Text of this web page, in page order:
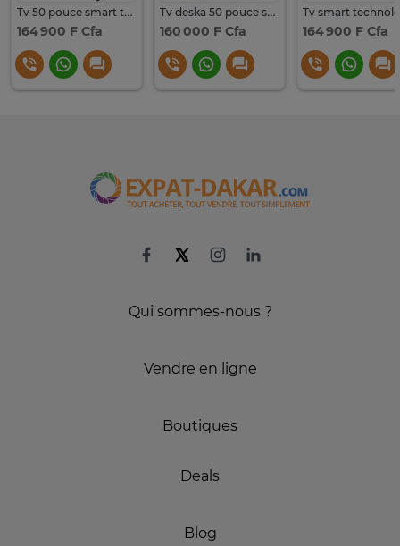
Tv 50 pouce smart technology
164 900 F Cfa
Tv deska 50 pouce smart tv
160 000 F Cfa 164 900 F Cfa
Qui sommes-nous ?
Vendre en ligne
Boutiques
Deals
Blog